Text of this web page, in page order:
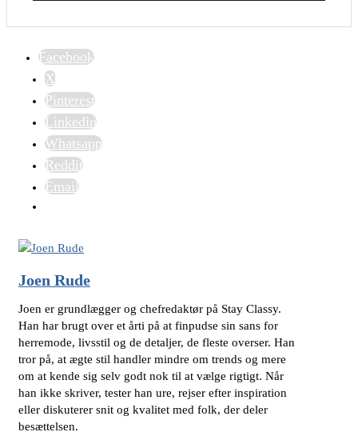
Facebook
X
Pinterest
Linkedin
Whatsapp
Reddit
Email
Joen Rude
Joen er grundlægger og chefredaktør på Stay Classy.
Han har brugt over et årti på at finpudse sin sans for
herremode, livsstil og de detaljer, de fleste overser. Han
tror på, at ægte stil handler mindre om trends og mere
om at kende sig selv godt nok til at vælge rigtigt. Når
han ikke skriver, tester han ure, rejser efter inspiration
eller diskuterer snit og kvalitet med folk, der deler
besættelsen.